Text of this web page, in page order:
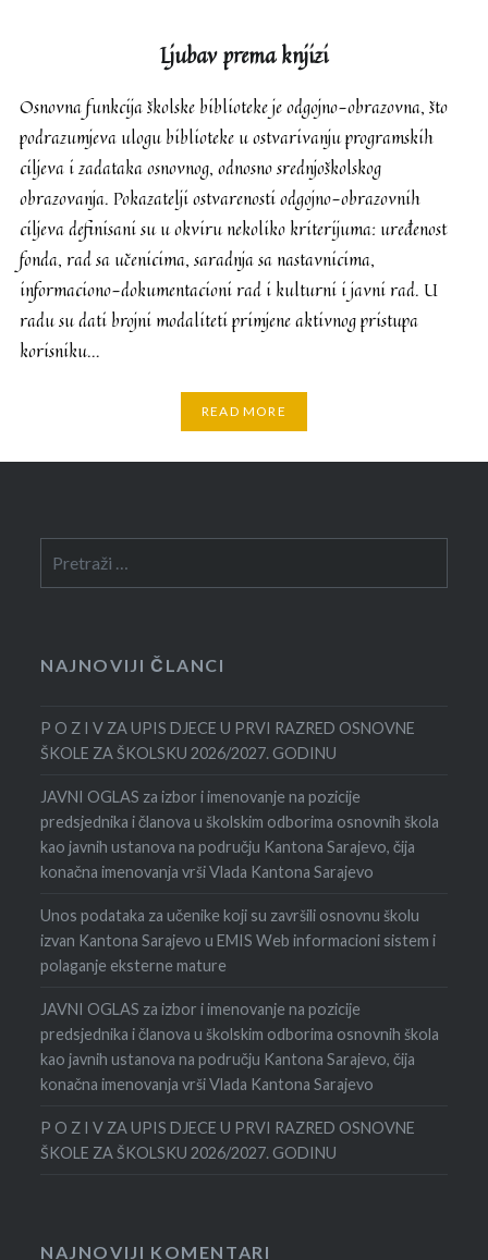
Ljubav prema knjizi
Osnovna funkcija školske biblioteke je odgojno-obrazovna, što
podrazumjeva ulogu biblioteke u ostvarivanju programskih
ciljeva i zadataka osnovnog, odnosno srednjoškolskog
obrazovanja. Pokazatelji ostvarenosti odgojno-obrazovnih
ciljeva definisani su u okviru nekoliko kriterijuma: uređenost
fonda, rad sa učenicima, saradnja sa nastavnicima,
informaciono-dokumentacioni rad i kulturni i javni rad. U
radu su dati brojni modaliteti primjene aktivnog pristupa
korisniku…
READ MORE
NAJNOVIJI ČLANCI
P O Z I V ZA UPIS DJECE U PRVI RAZRED OSNOVNE
ŠKOLE ZA ŠKOLSKU 2026/2027. GODINU
JAVNI OGLAS za izbor i imenovanje na pozicije
predsjednika i članova u školskim odborima osnovnih škola
kao javnih ustanova na području Kantona Sarajevo, čija
konačna imenovanja vrši Vlada Kantona Sarajevo
Unos podataka za učenike koji su završili osnovnu školu
izvan Kantona Sarajevo u EMIS Web informacioni sistem i
polaganje eksterne mature
JAVNI OGLAS za izbor i imenovanje na pozicije
predsjednika i članova u školskim odborima osnovnih škola
kao javnih ustanova na području Kantona Sarajevo, čija
konačna imenovanja vrši Vlada Kantona Sarajevo
P O Z I V ZA UPIS DJECE U PRVI RAZRED OSNOVNE
ŠKOLE ZA ŠKOLSKU 2026/2027. GODINU
NAJNOVIJI KOMENTARI